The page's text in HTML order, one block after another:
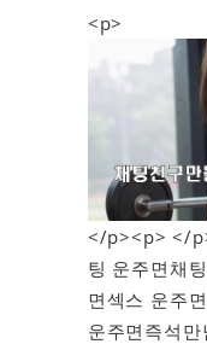
<p>
</p><p> </
팅 운주면채
면섹스 운주
운주면즉석